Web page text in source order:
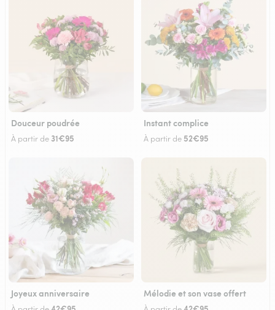
Douceur poudrée
À partir de 31€95
Instant complice
À partir de 52€95
Joyeux anniversaire Mélodie et son vase offert